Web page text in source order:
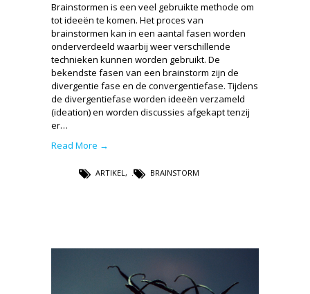
Brainstormen is een veel gebruikte methode om
tot ideeën te komen. Het proces van
brainstormen kan in een aantal fasen worden
onderverdeeld waarbij weer verschillende
technieken kunnen worden gebruikt. De
bekendste fasen van een brainstorm zijn de
divergentie fase en de convergentiefase. Tijdens
de divergentiefase worden ideeën verzameld
(ideation) en worden discussies afgekapt tenzij
er…
Read More →
ARTIKEL, BRAINSTORM